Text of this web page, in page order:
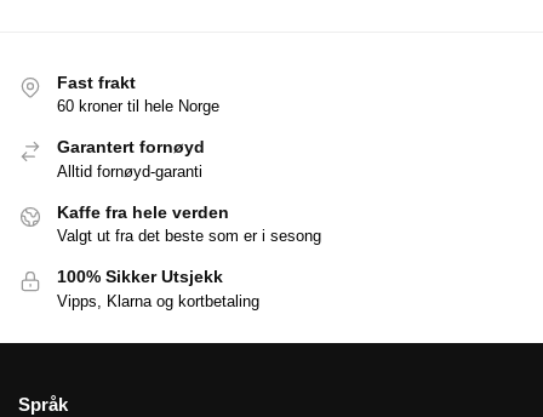
Fast frakt
60 kroner til hele Norge
Garantert fornøyd
Alltid fornøyd-garanti
Kaffe fra hele verden
Valgt ut fra det beste som er i sesong
100% Sikker Utsjekk
Vipps, Klarna og kortbetaling
Språk